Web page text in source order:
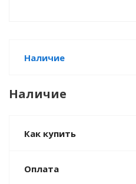
Наличие
Наличие
Как купить
Оплата